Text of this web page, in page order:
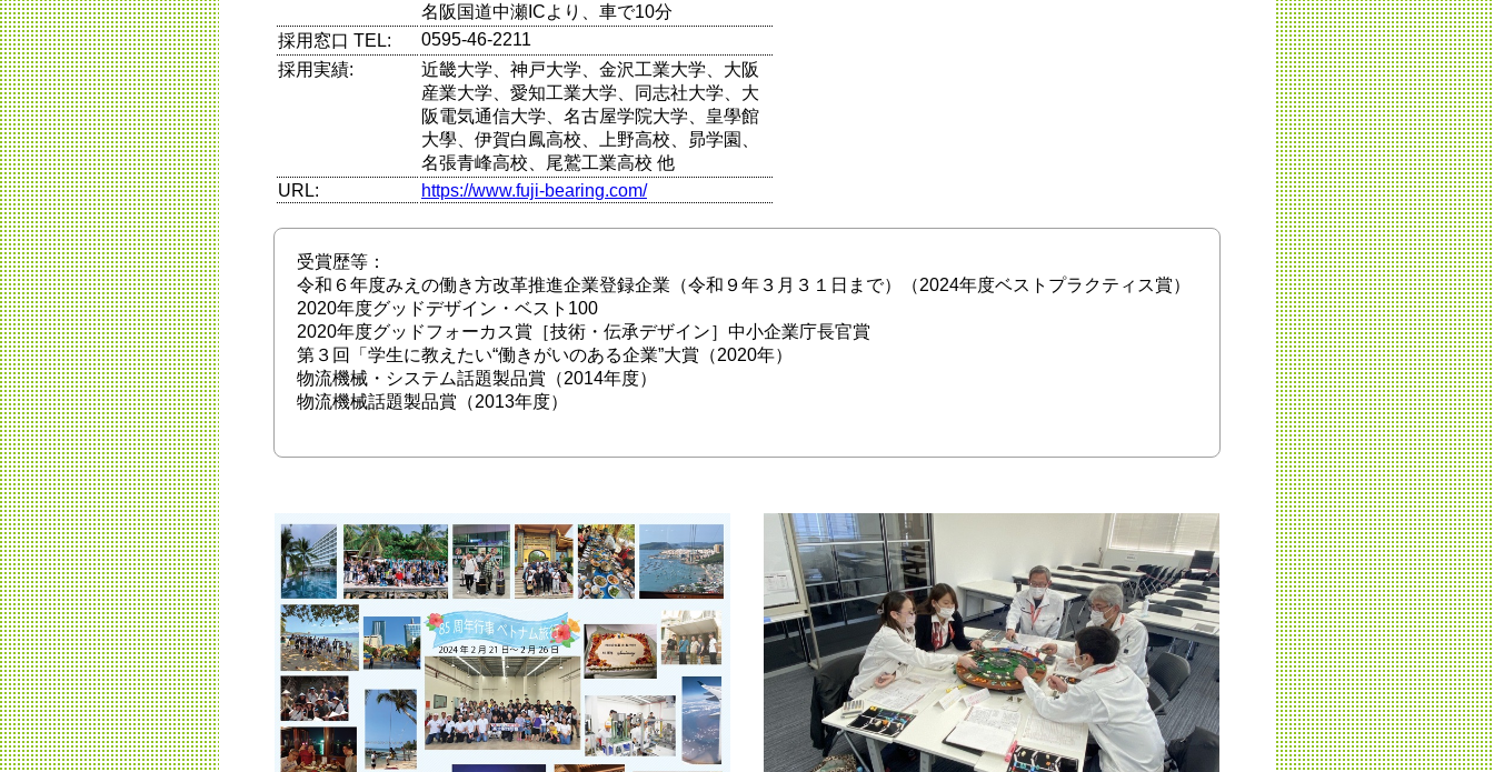
名阪国道中瀬ICより、車で10分
採用窓口 TEL:
0595-46-2211
採用実績:
近畿大学、神戸大学、金沢工業大学、大阪
産業大学、愛知工業大学、同志社大学、大
阪電気通信大学、名古屋学院大学、皇學館
大學、伊賀白鳳高校、上野高校、昴学園、
名張青峰高校、尾鷲工業高校 他
URL:
https://www.fuji-bearing.com/
受賞歴等：
令和６年度みえの働き方改革推進企業登録企業（令和９年３月３１日まで）（2024年度ベストプラクティス賞）
2020年度グッドデザイン・ベスト100
2020年度グッドフォーカス賞［技術・伝承デザイン］中小企業庁長官賞
第３回「学生に教えたい“働きがいのある企業”大賞（2020年）
物流機械・システム話題製品賞（2014年度）
物流機械話題製品賞（2013年度）